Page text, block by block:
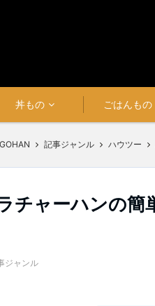
丼もの ごはんもの
記事ジャンル ハウツー
チャーハンの簡
ジャンル